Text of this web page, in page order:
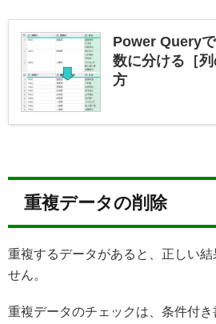
Power Query
数に分ける［
方
重複データの削除
重複するデータがあると、正しい結
せん。
重複データのチェックは、条件付き